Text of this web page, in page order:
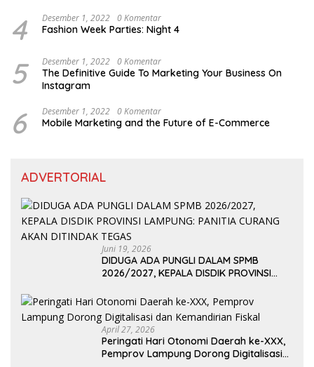
4 Desember 1, 2022 0 Komentar
Fashion Week Parties: Night 4
5 Desember 1, 2022 0 Komentar
The Definitive Guide To Marketing Your Business On
Instagram
6 Desember 1, 2022 0 Komentar
Mobile Marketing and the Future of E-Commerce
ADVERTORIAL
Juni 19, 2026
DIDUGA ADA PUNGLI DALAM SPMB
2026/2027, KEPALA DISDIK PROVINSI
DITINDAK TEGAS
April 27, 2026
Peringati Hari Otonomi Daerah ke-XXX,
Pemprov Lampung Dorong Digitalisasi